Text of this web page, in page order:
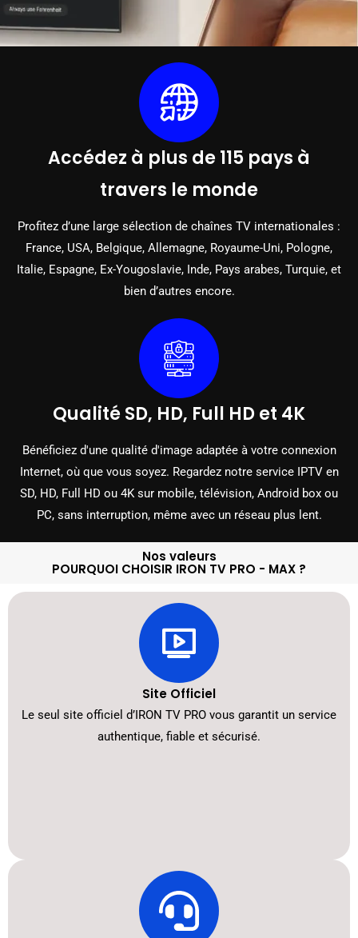
Accédez à plus de 115 pays à
travers le monde
Profitez d’une large sélection de chaînes TV internationales :
France, USA, Belgique, Allemagne, Royaume-Uni, Pologne,
Italie, Espagne, Ex-Yougoslavie, Inde, Pays arabes, Turquie, et
bien d’autres encore.
Qualité SD, HD, Full HD et 4K
Bénéficiez d'une qualité d'image adaptée à votre connexion
Internet, où que vous soyez. Regardez notre service IPTV en
SD, HD, Full HD ou 4K sur mobile, télévision, Android box ou
PC, sans interruption, même avec un réseau plus lent.
Nos valeurs
POURQUOI CHOISIR IRON TV PRO - MAX ?
Site Officiel
Le seul site officiel d’IRON TV PRO vous garantit un service
authentique, fiable et sécurisé.